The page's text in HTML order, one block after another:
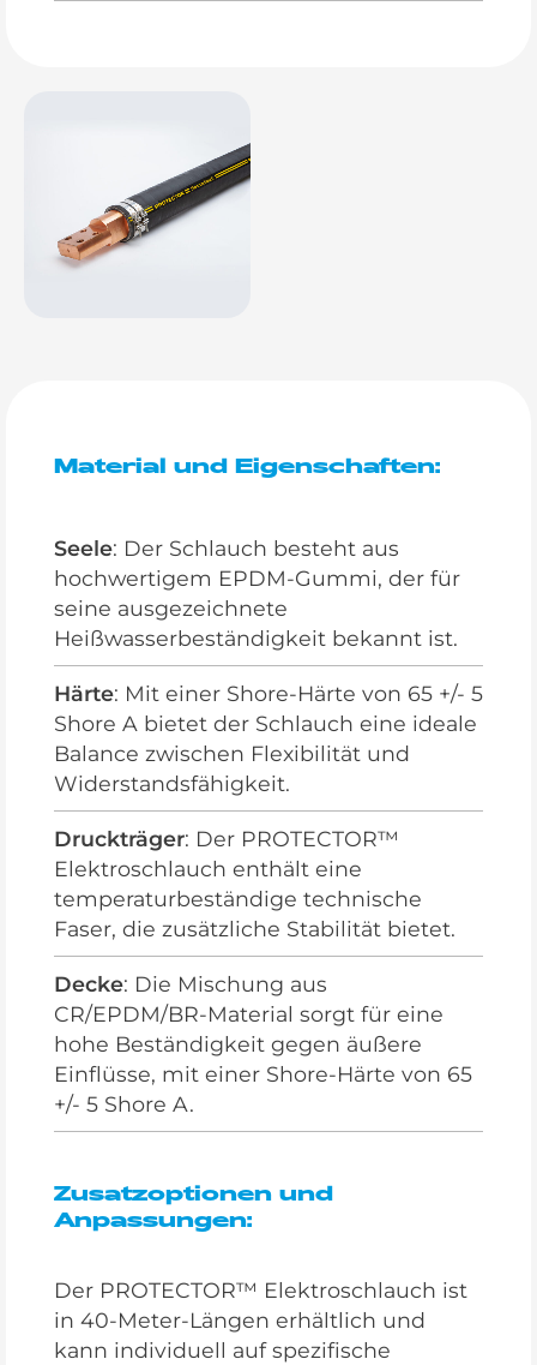
Material und Eigenschaften:
Seele: Der Schlauch besteht aus
hochwertigem EPDM-Gummi, der für
seine ausgezeichnete
Heißwasserbeständigkeit bekannt ist.
Härte: Mit einer Shore-Härte von 65 +/- 5
Shore A bietet der Schlauch eine ideale
Balance zwischen Flexibilität und
Widerstandsfähigkeit.
Druckträger: Der PROTECTOR™
Elektroschlauch enthält eine
temperaturbeständige technische
Faser, die zusätzliche Stabilität bietet.
Decke: Die Mischung aus
CR/EPDM/BR-Material sorgt für eine
hohe Beständigkeit gegen äußere
Einflüsse, mit einer Shore-Härte von 65
+/- 5 Shore A.
Zusatzoptionen und
Anpassungen:
Der PROTECTOR™ Elektroschlauch ist
in 40-Meter-Längen erhältlich und
kann individuell auf spezifische